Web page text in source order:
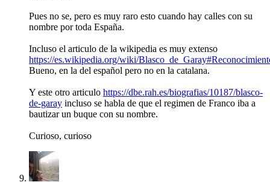
Pues no se, pero es muy raro esto cuando hay calles con su
nombre por toda España.
Incluso el articulo de la wikipedia es muy extenso
https://es.wikipedia.org/wiki/
Bueno, en la del español pero no en la catalana.
Y este otro articulo https://dbe.rah.es/biografias/10187/blasco-
de-garay incluso se habla de que el regimen de Franco iba a
bautizar un buque con su nombre.
Curioso, curioso